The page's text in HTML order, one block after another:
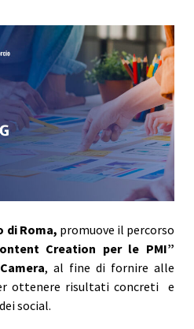
di Roma, promuove il percorso
Creation per le PMI”
, al fine di fornire alle
ottenere risultati concreti e
social.